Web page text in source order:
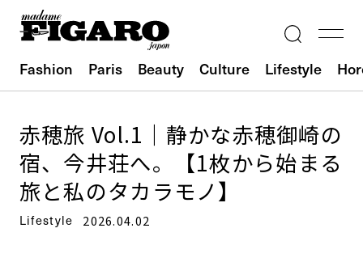
Fashion Paris Beauty Culture Lifestyle
赤穂旅 Vol.1｜静かな赤穂御崎の
宿、今井荘へ。【1枚から始まる
旅と私のタカラモノ】
Lifestyle 2026.04.02